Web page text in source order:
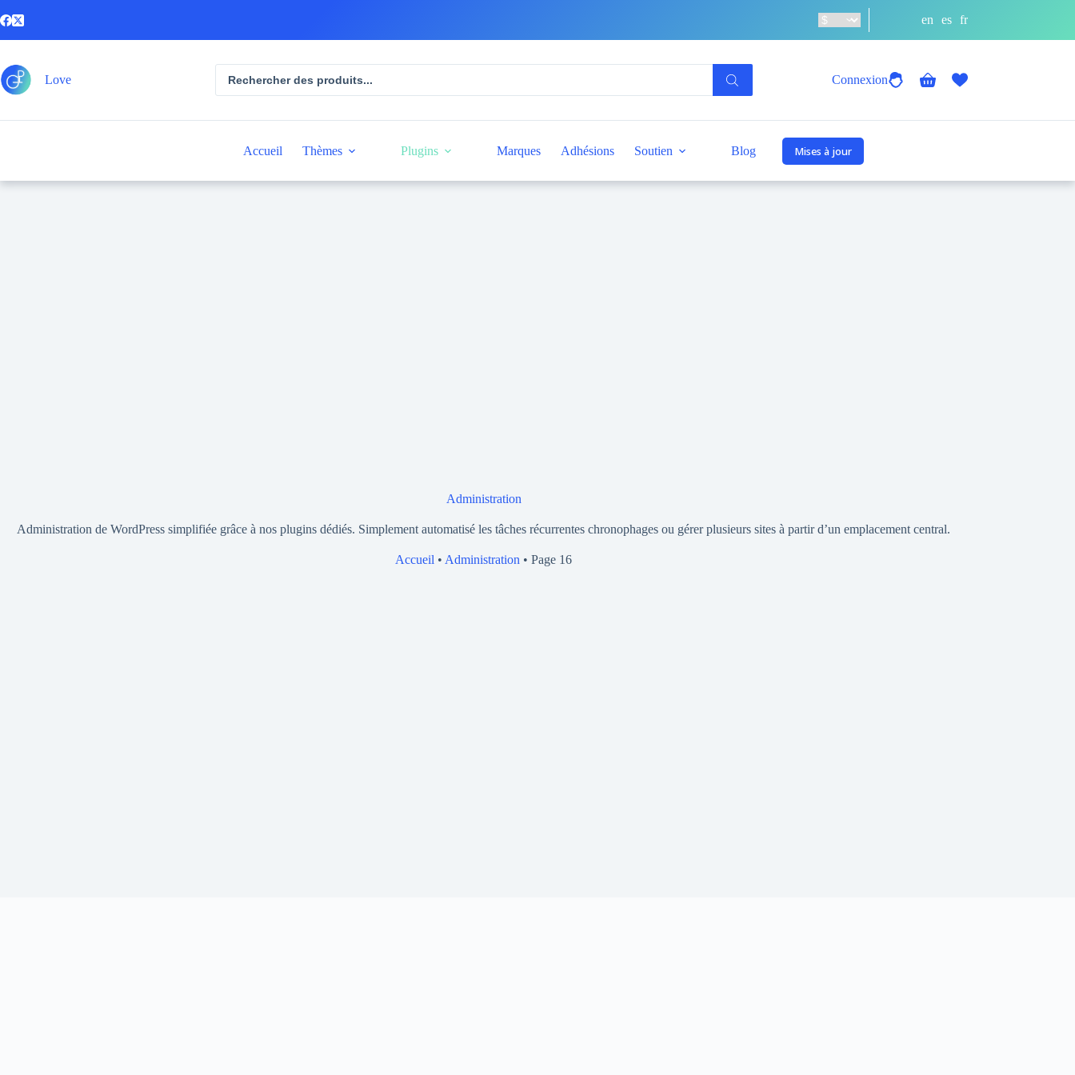
au
en es fr
Love
produits
Connexion
Panier
Accueil Thèmes Plugins Marques Adhésions Soutien Blog Mises à jour
Administration
Administration de WordPress simplifiée grâce à nos plugins dédiés. Simplement automatisé les tâches récurrentes chronophages ou gérer plusieurs sites à partir d’un emplacement central.
Accueil • Administration •Page 16